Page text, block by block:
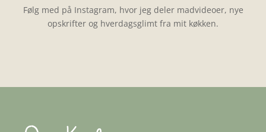
Følg med på Instagram, hvor jeg deler madvideoer, nye
opskrifter og hverdagsglimt fra mit køkken.